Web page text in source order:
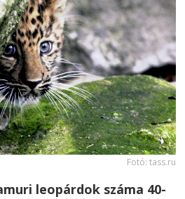
Fotó: tass.ru
leopárdok száma 40-